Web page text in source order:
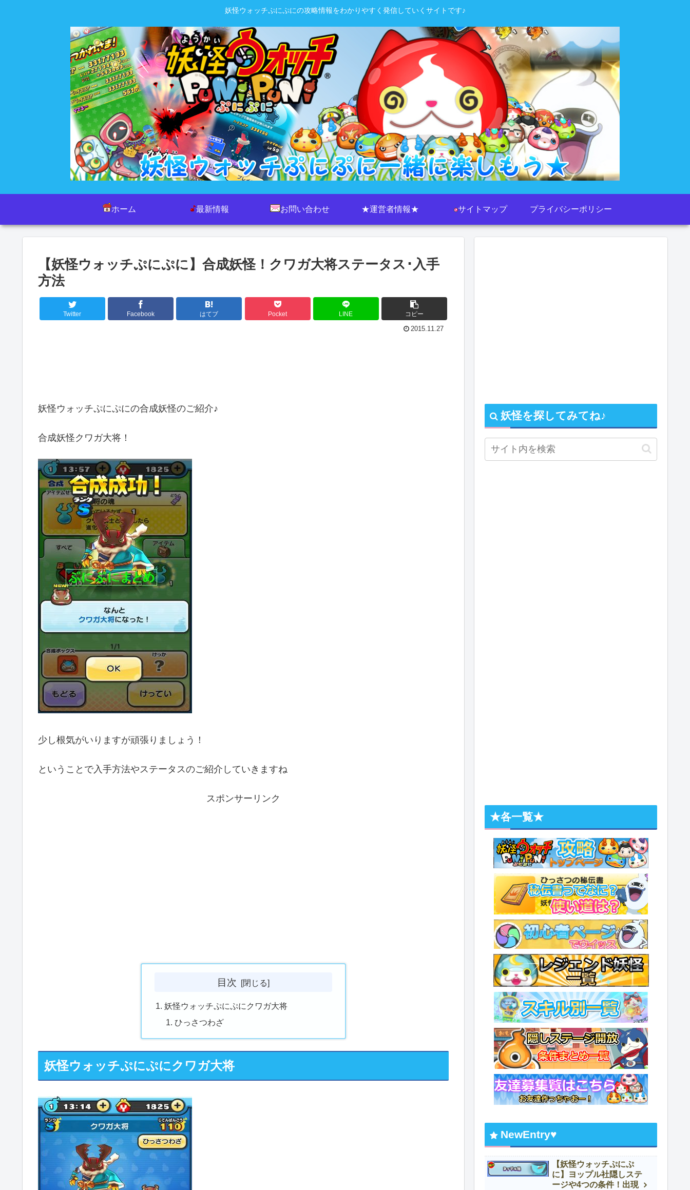
妖怪ウォッチぷにぷにの攻略情報をわかりやすく発信していくサイトです♪
ホーム 最新情報 お問い合わせ ★運営者情報★ サイトマップ プライバシーポリシー
【妖怪ウォッチぷにぷに】合成妖怪！クワガ大将ステータス･入手
方法
Twitter Facebook はてブ Pocket LINE コピー
2015.11.27
妖怪ウォッチぷにぷにの合成妖怪のご紹介♪
合成妖怪クワガ大将！
少し根気がいりますが頑張りましょう！
ということで入手方法やステータスのご紹介していきますね
スポンサーリンク
目次
妖怪ウォッチぷにぷにクワガ大将
ひっさつわざ
妖怪ウォッチぷにぷにクワガ大将
妖怪を探してみてね♪
★各一覧★
NewEntry♥
【妖怪ウォッチぷにぷ
に】ヨップル社隠しステ
ージや4つの条件！出現